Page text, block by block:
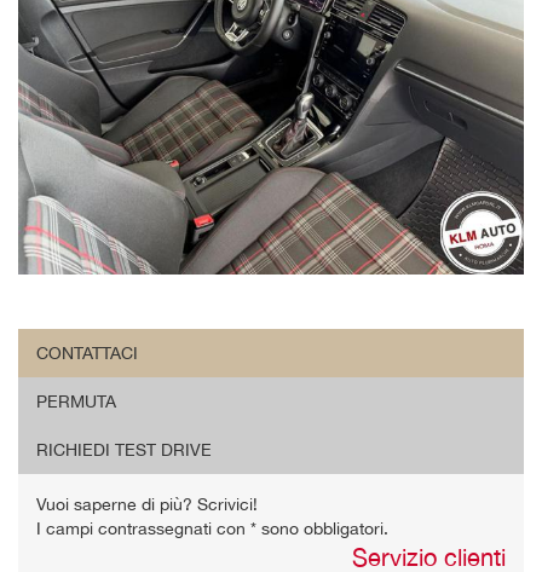
CONTATTACI
PERMUTA
RICHIEDI TEST DRIVE
Vuoi saperne di più? Scrivici!
I campi contrassegnati con * sono obbligatori.
Servizio clienti